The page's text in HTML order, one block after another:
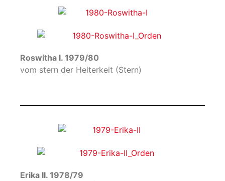
Roswitha I. 1979/80
vom stern der Heiterkeit (Stern)
Erika II. 1978/79